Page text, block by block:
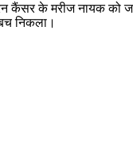
कैंसर के मरीज नायक
निकला।